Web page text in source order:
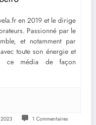
en 2019 et le dirige
Passionné par le
et notamment par
toute son énergie et
ce média de façon
1 Commentaires